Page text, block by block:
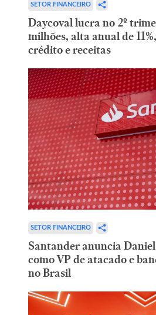
SETOR FINANCEIRO
Daycoval lucra no 2º
milhões, alta anual de
crédito e receitas
SETOR FINANCEIRO
Santander anuncia
como VP de atacado e
no Brasil